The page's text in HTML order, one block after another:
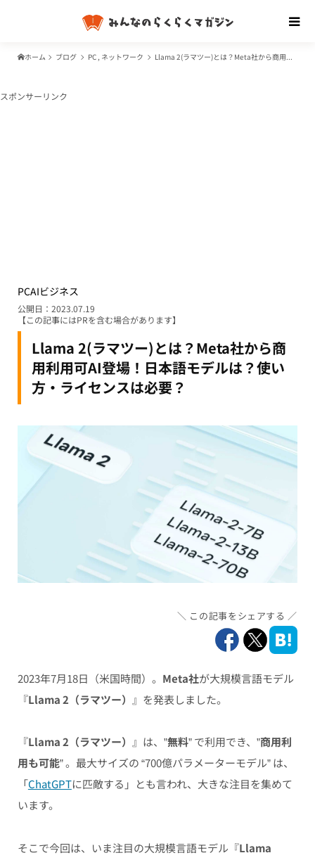
ホーム ブログ PC , ネットワーク Llama 2(ラマツー)とは？Meta社から商用利用可AI登場！日本語モデルは？使い方・ライセンスは必要？
スポンサーリンク
PCAIビジネス
Llama 2(ラマツー)とは？Meta社から商
用利用可AI登場！日本語モデルは？使い
方・ライセンスは必要？
公開日：2023.07.19
【この記事にはPRを含む場合があります】
この記事をシェアする
2023年7月18日（米国時間）。 Meta社が大規模言語モデル
『Llama 2（ラマツー） 』を発表しました。
『Llama 2（ラマツー） 』は、”無料” で利用でき、”商用利
用も可能” 。最大サイズの “700億パラメーターモデル” は、
「ChatGPTに匹敵する」とも言われ、大きな注目を集めて
います。
そこで今回は、いま注目の大規模言語モデル『Llama